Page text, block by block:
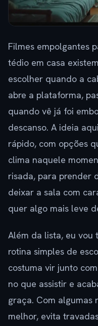
Filmes empolgantes
tédio em casa
escolher quando a
abre a plataforma,
quando vê já foi
descanso. A ideia
rápido, com opções
clima naquele
risada, para prender
deixar a sala com
quer algo mais leve
Além da lista, eu vou
rotina simples de
costuma vir junto
no que assistir e
graça. Com algumas
melhor, evita